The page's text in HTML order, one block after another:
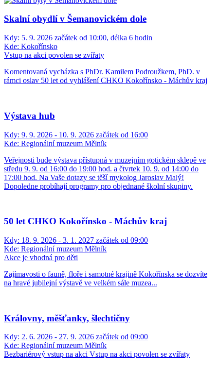
Skalní obydlí v Šemanovickém dole
Kdy: 5. 9. 2026 začátek od 10:00, délka 6 hodin
Kde: Kokořínsko
Vstup na akci povolen se zvířaty
Komentovaná vycházka s PhDr. Kamilem Podroužkem, PhD. v
rámci oslav 50 let od vyhlášení CHKO Kokořínsko - Máchův kraj
Výstava hub
Kdy: 9. 9. 2026 - 10. 9. 2026 začátek od 16:00
Kde: Regionální muzeum Mělník
Veřejnosti bude výstava přístupná v muzejním gotickém sklepě ve
středu 9. 9. od 16:00 do 19:00 hod. a čtvrtek 10. 9. od 14:00 do
17:00 hod. Na Vaše dotazy se těší mykolog Jaroslav Malý!
Dopoledne probíhají programy pro objednané školní skupiny.
50 let CHKO Kokořínsko - Máchův kraj
Kdy: 18. 9. 2026 - 3. 1. 2027 začátek od 09:00
Kde: Regionální muzeum Mělník
Akce je vhodná pro děti
Zajímavosti o fauně, floře i samotné krajině Kokořínska se dozvíte
na hravé jubilejní výstavě ve velkém sále muzea...
Královny, měšťanky, šlechtičny
Kdy: 2. 6. 2026 - 27. 9. 2026 začátek od 09:00
Kde: Regionální muzeum Mělník
Bezbariérový vstup na akci Vstup na akci povolen se zvířaty